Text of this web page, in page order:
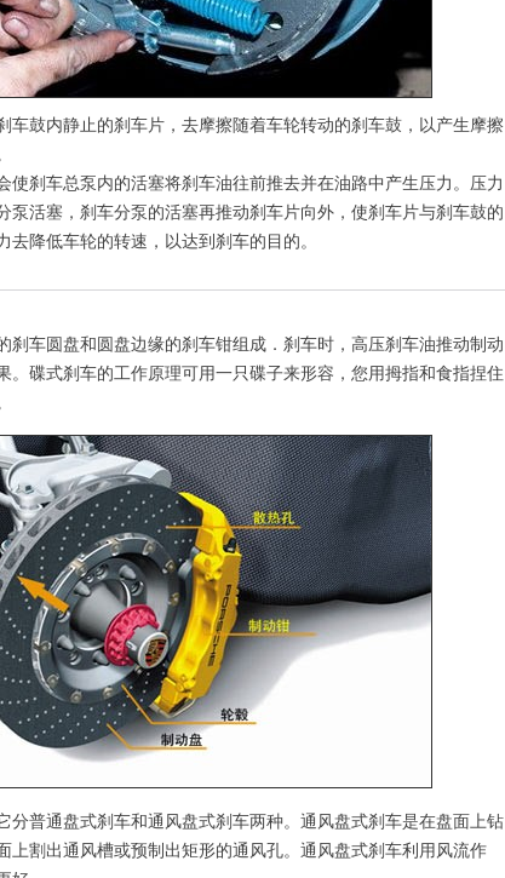
鼓内静止的刹车片，去摩擦随着车轮转动的刹车鼓，以产生摩擦
刹车总泵内的活塞将刹车油往前推去并在油路中产生压力。压力
泵活塞，刹车分泵的活塞再推动刹车片向外，使刹车片与刹车鼓的
降低车轮的转速，以达到刹车的目的。
车圆盘和圆盘边缘的刹车钳组成．刹车时，高压刹车油推动制动
。碟式刹车的工作原理可用一只碟子来形容，您用拇指和食指捏住
普通盘式刹车和通风盘式刹车两种。通风盘式刹车是在盘面上钻
上割出通风槽或预制出矩形的通风孔。通风盘式刹车利用风流作